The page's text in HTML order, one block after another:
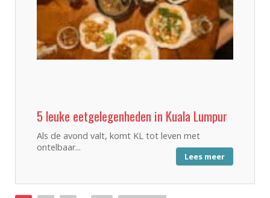
5 leuke eetgelegenheden in Kuala Lumpur
Als de avond valt, komt KL tot leven met
ontelbaar...
Lees meer